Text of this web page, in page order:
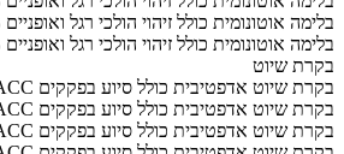
AEB בלימה אוטונומית כולל זיהוי הולכי רגל ואופניים
AEB בלימה אוטונומית כולל זיהוי הולכי רגל ואופניים
בקרת שיוט
ACC בקרת שיוט אדפטיבית כולל סיוע בפקקים
ACC בקרת שיוט אדפטיבית כולל סיוע בפקקים
ACC בקרת שיוט אדפטיבית כולל סיוע בפקקים